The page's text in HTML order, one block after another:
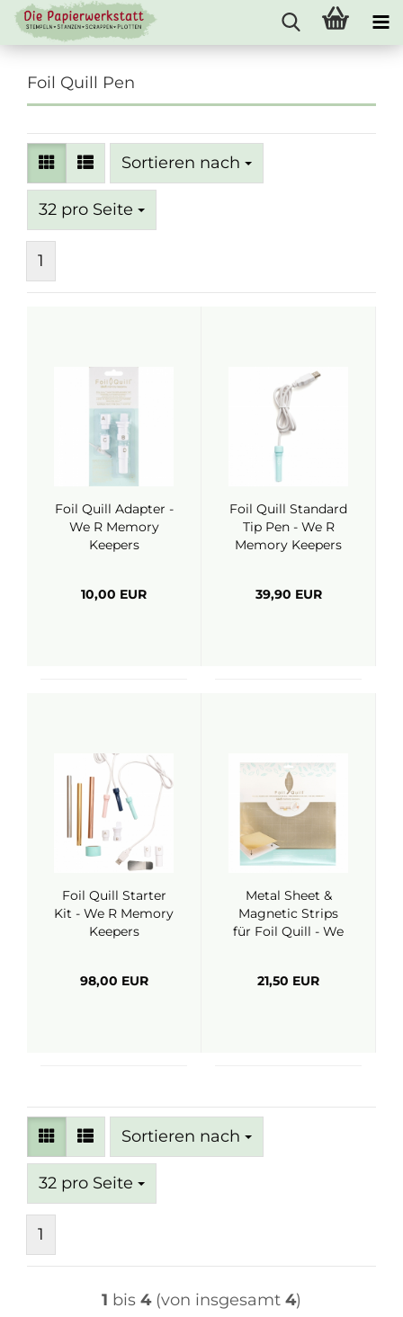
Foil Quill Pen
Sortieren nach
Sortieren nach
32 pro Seite
pro Seite
1
Foil Quill Adapter -
We R Memory
Keepers
10,00 EUR
Foil Quill Standard
Tip Pen - We R
Memory Keepers
39,90 EUR
Foil Quill Starter
Kit - We R Memory
Keepers
98,00 EUR
Metal Sheet &
Magnetic Strips
für Foil Quill - We
21,50 EUR
Sortieren nach
Sortieren nach
32 pro Seite
pro Seite
1
1 bis 4(von insgesamt 4)